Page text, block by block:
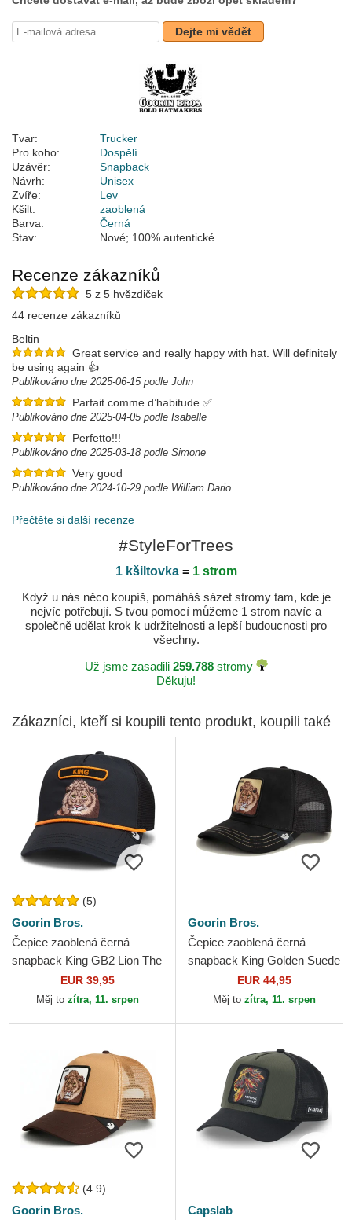
Dejte mi vědět
Tvar:
Trucker
Pro koho:
Dospělí
Uzávěr:
Snapback
Návrh:
Unisex
Zvíře:
Lev
Kšilt:
zaoblená
Barva:
Černá
Stav:
Nové; 100% autentické
Recenze zákazníků
5 z 5 hvězdiček
44 recenze zákazníků
Beltin
Great service and really happy with hat. Will definitely
be using again 👍
Publikováno dne 2025-06-15 podle John
Parfait comme d’habitude ✅
Publikováno dne 2025-04-05 podle Isabelle
Perfetto!!!
Publikováno dne 2025-03-18 podle Simone
Very good
Publikováno dne 2024-10-29 podle William Dario
Přečtěte si další recenze
#StyleForTrees
1 kšiltovka= 1 strom
Když u nás něco koupíš, pomáháš sázet stromy tam, kde je
nejvíc potřebují. S tvou pomocí můžeme 1 strom navíc a
společně udělat krok k udržitelnosti a lepší budoucnosti pro
všechny.
Už jsme zasadili 259.788stromy
Děkuju!
Zákazníci, kteří si koupili tento produkt, koupili také
(5)
Goorin Bros.
Čepice zaoblená černá
snapback King GB2 Lion The
Rocker The Farm Goorin
Bros.
EUR 39,95
Měj to zítra, 11. srpen
Goorin Bros.
Čepice zaoblená černá
snapback King Golden Suede
The Farm Goorin Bros.
EUR 44,95
Měj to zítra, 11. srpen
(4.9)
Goorin Bros. Capslab